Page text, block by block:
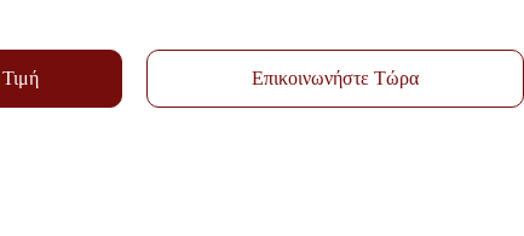
Επικοινωνήστε Τώρα